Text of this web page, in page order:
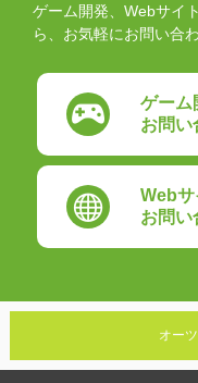
ゲーム開発、Webサイ
ら、お気軽にお問い合
ゲーム
お問い
Webサ
お問い
オー